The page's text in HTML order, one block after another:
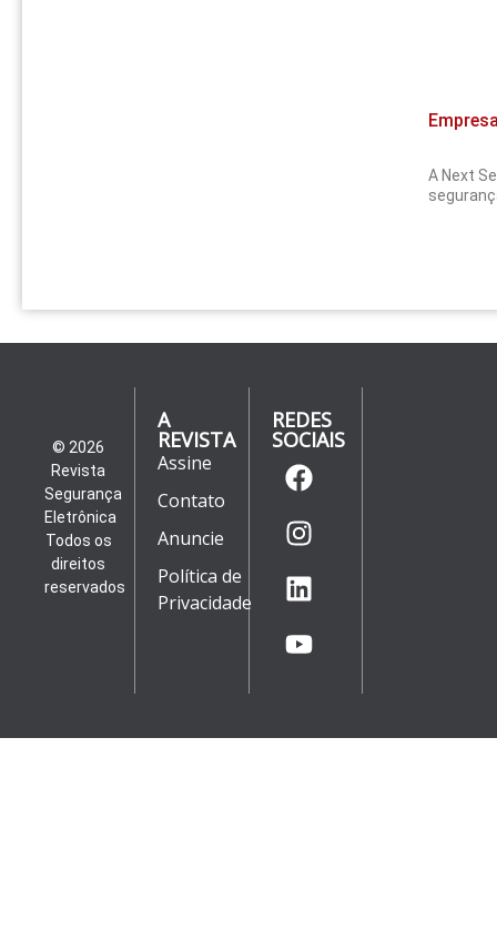
A Next
© 2026
Revista
Segurança
Eletrônica
Todos os
direitos
reservados
A
REVISTA
Assine
Contato
Anuncie
Política de
Privacidade
REDES
SOCIAIS